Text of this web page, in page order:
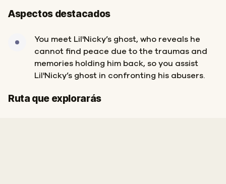
Aspectos destacados
You meet Lil'Nicky’s ghost, who reveals he
cannot find peace due to the traumas and
memories holding him back, so you assist
Lil'Nicky’s ghost in confronting his abusers.
Ruta que explorarás
Inicio
Final